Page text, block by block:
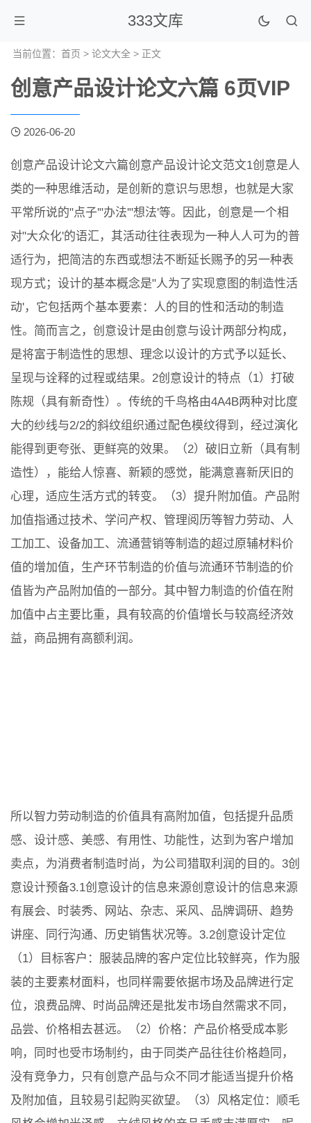
333文库
当前位置： 首页 > 论文大全 > 正文
创意产品设计论文六篇 6页VIP
2026-06-20
创意产品设计论文六篇创意产品设计论文范文1创意是人
类的一种思维活动，是创新的意识与思想，也就是大家
平常所说的"点子'"办法'"想法'等。因此，创意是一个相
对"大众化'的语汇，其活动往往表现为一种人人可为的普
适行为，把简洁的东西或想法不断延长赐予的另一种表
现方式；设计的基本概念是"人为了实现意图的制造性活
动'，它包括两个基本要素：人的目的性和活动的制造
性。简而言之，创意设计是由创意与设计两部分构成，
是将富于制造性的思想、理念以设计的方式予以延长、
呈现与诠释的过程或结果。2创意设计的特点（1）打破
陈规（具有新奇性）。传统的千鸟格由4A4B两种对比度
大的纱线与2/2的斜纹组织通过配色模纹得到，经过演化
能得到更夸张、更鲜亮的效果。（2）破旧立新（具有制
造性），能给人惊喜、新颖的感觉，能满意喜新厌旧的
心理，适应生活方式的转变。（3）提升附加值。产品附
加值指通过技术、学问产权、管理阅历等智力劳动、人
工加工、设备加工、流通营销等制造的超过原辅材料价
值的增加值，生产环节制造的价值与流通环节制造的价
值皆为产品附加值的一部分。其中智力制造的价值在附
加值中占主要比重，具有较高的价值增长与较高经济效
益，商品拥有高额利润。
所以智力劳动制造的价值具有高附加值，包括提升品质
感、设计感、美感、有用性、功能性，达到为客户增加
卖点，为消费者制造时尚，为公司猎取利润的目的。3创
意设计预备3.1创意设计的信息来源创意设计的信息来源
有展会、时装秀、网站、杂志、采风、品牌调研、趋势
讲座、同行沟通、历史销售状况等。3.2创意设计定位
（1）目标客户：服装品牌的客户定位比较鲜亮，作为服
装的主要素材面料，也同样需要依据市场及品牌进行定
位，浪费品牌、时尚品牌还是批发市场自然需求不同，
品尝、价格相去甚远。（2）价格：产品价格受成本影
响，同时也受市场制约，由于同类产品往往价格趋同，
没有竞争力，只有创意产品与众不同才能适当提升价格
及附加值，且较易引起购买欲望。（3）风格定位：顺毛